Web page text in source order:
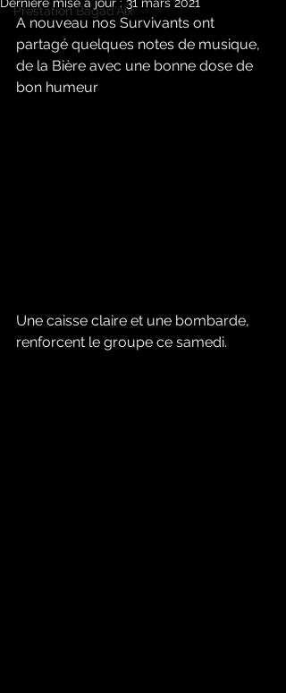
Prestation Bagad'Aix
A nouveau nos Survivants ont
partagé quelques notes de musique,
de la Bière avec une bonne dose de
bon humeur
Une caisse claire et une bombarde,
renforcent le groupe ce samedi.